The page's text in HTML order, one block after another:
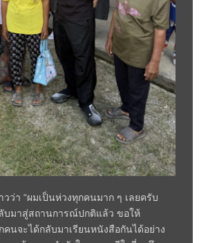
ว่า “ผมเป็นห่วงทุกคนมาก ๆ เลยครับ
บมาสู่สถานการณ์ปกติแล้ว ขอให้
คนจะได้กลับมาเรียนหนังสือกันได้อย่าง